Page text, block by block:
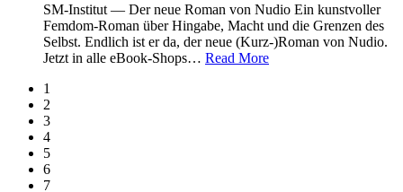
SM-Institut — Der neue Roman von Nudio Ein kunstvoller
Femdom-Roman über Hingabe, Macht und die Grenzen des
Selbst. Endlich ist er da, der neue (Kurz-)Roman von Nudio.
Jetzt in alle eBook-Shops… Read More
1
2
3
4
5
6
7